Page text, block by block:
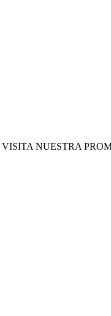
NUESTRA